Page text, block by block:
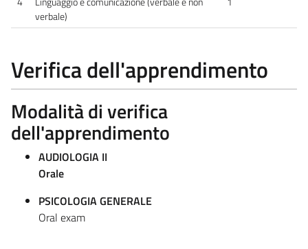
verbale)
Verifica dell'apprendimento
Modalità di verifica
dell'apprendimento
AUDIOLOGIA II
Orale
PSICOLOGIA GENERALE
Oral exam